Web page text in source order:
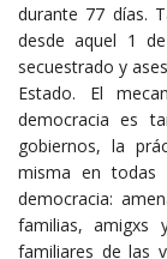
durante 77 días.
desde aquel 1
secuestrado y
Estado. El
democracia es
gobiernos, la
misma en todas
democracia:
familias, amigxs
familiares de las